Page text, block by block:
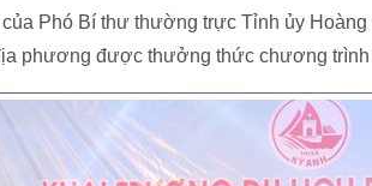
Phó Bí thư thường trực Tỉnh ủy
phương được thưởng thức chương trình